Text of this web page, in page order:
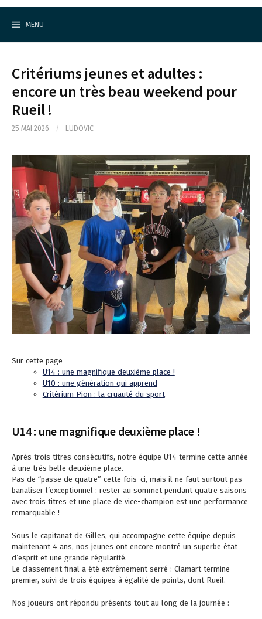
S
MENU
Critériums jeunes et adultes :
encore un très beau weekend pour
Rueil !
25 MAI 2026 / LUDOVIC
Sur cette page
U14 : une magnifique deuxième place !
U10 : une génération qui apprend
Critérium Pion : la cruauté du sport
U14 : une magnifique deuxième place !
Après trois titres consécutifs, notre équipe U14 termine cette année
à une très belle deuxième place.
Pas de “passe de quatre” cette fois-ci, mais il ne faut surtout pas
banaliser l’exceptionnel : rester au sommet pendant quatre saisons
avec trois titres et une place de vice-champion est une performance
remarquable !
Sous le capitanat de Gilles, qui accompagne cette équipe depuis
maintenant 4 ans, nos jeunes ont encore montré un superbe état
d’esprit et une grande régularité.
Le classement final a été extrêmement serré : Clamart termine
premier, suivi de trois équipes à égalité de points, dont Rueil.
Nos joueurs ont répondu présents tout au long de la journée :